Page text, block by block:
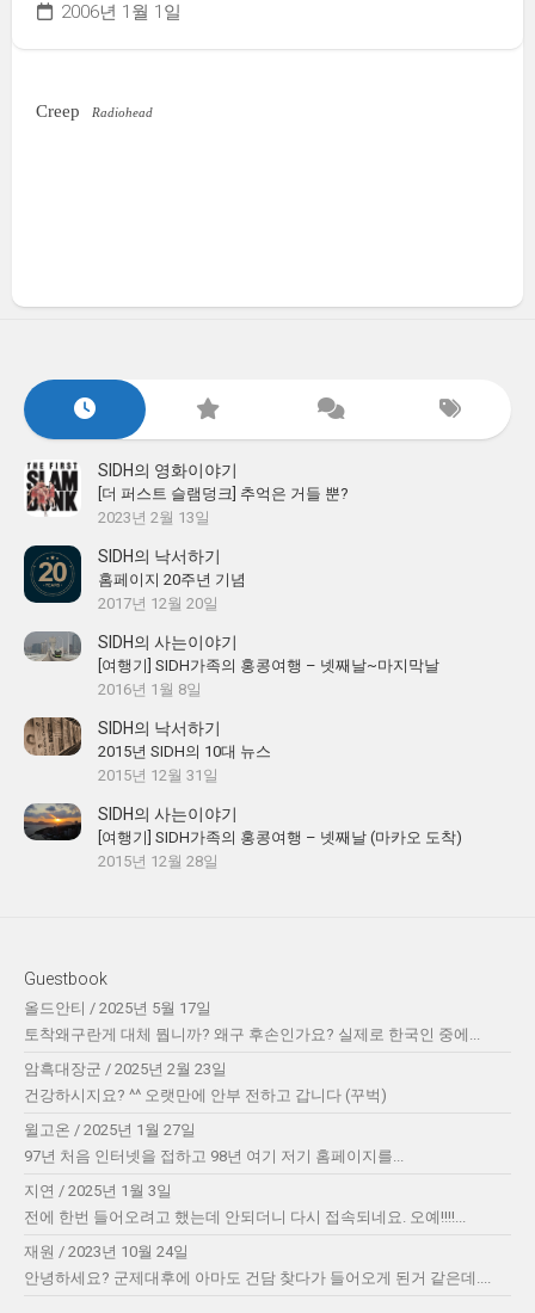
2006년 1월 1일
Creep Radiohead
SIDH의 영화이야기
[더 퍼스트 슬램덩크] 추억은 거들 뿐?
2023년 2월 13일
SIDH의 낙서하기
홈페이지 20주년 기념
2017년 12월 20일
SIDH의 사는이야기
[여행기] SIDH가족의 홍콩여행 – 넷째날~마지막날
2016년 1월 8일
SIDH의 낙서하기
2015년 SIDH의 10대 뉴스
2015년 12월 31일
SIDH의 사는이야기
[여행기] SIDH가족의 홍콩여행 – 넷째날 (마카오 도착)
2015년 12월 28일
Guestbook
올드안티 / 2025년 5월 17일
토착왜구란게 대체 뭡니까? 왜구 후손인가요? 실제로 한국인 중에...
암흑대장군 / 2025년 2월 23일
건강하시지요? ^^ 오랫만에 안부 전하고 갑니다 (꾸벅)
윌고온 / 2025년 1월 27일
97년 처음 인터넷을 접하고 98년 여기 저기 홈페이지를...
지연 / 2025년 1월 3일
전에 한번 들어오려고 했는데 안되더니 다시 접속되네요. 오예!!!!...
재원 / 2023년 10월 24일
안녕하세요? 군제대후에 아마도 건담 찾다가 들어오게 된거 같은데....